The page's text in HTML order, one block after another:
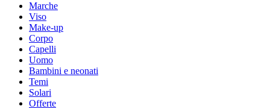
Marche
Viso
Make-up
Corpo
Capelli
Uomo
Bambini e neonati
Temi
Solari
Offerte